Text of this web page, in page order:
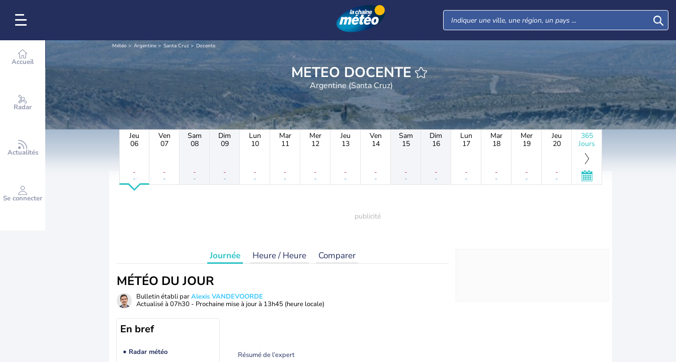
Accueil
Radar
Actualités
Se connecter
Météo Argentine Santa Cruz Docente
METEO DOCENTE
Argentine (Santa Cruz)
Jeu
06
-
-
Ven
07
-
-
Sam
08
-
-
Dim
09
-
-
Lun
10
-
-
Mar
11
-
-
Mer
12
-
-
Jeu
13
-
-
Ven
14
-
-
Sam
15
-
-
Dim
16
-
-
Lun
17
-
-
Mar
18
-
-
Mer
19
-
-
Jeu
20
-
-
365
Jours
Journée Heure / Heure Comparer
MÉTÉO DU JOUR
Bulletin établi parAlexis VANDEVOORDE
Actualisé à 07h30 - Prochaine mise à jour à 13h45 (heure locale)
En bref
Radar météo
Résumé de l’expert